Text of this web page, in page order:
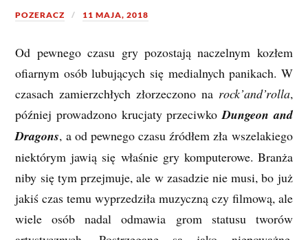
POZERACZ 11 MAJA, 2018
Od pewnego czasu gry pozostają naczelnym kozłem
ofiarnym osób lubujących się medialnych panikach. W
czasach zamierzchłych złorzeczono na rock’and’rolla,
później prowadzono krucjaty przeciwkoDungeon and
Dragons, a od pewnego czasu źródłem zła wszelakiego
niektórym jawią się właśnie gry komputerowe. Branża
niby się tym przejmuje, ale w zasadzie nie musi, bo już
jakiś czas temu wyprzedziła muzyczną czy filmową, ale
wiele osób nadal odmawia grom statusu tworów